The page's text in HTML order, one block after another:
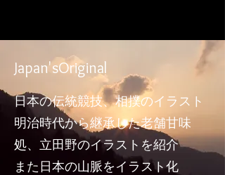
Japan'sOriginal
日本の伝統競技、相撲のイラスト
明治時代から継承した老舗甘味
処、立田野のイラストを紹介
また日本の山脈をイラスト化